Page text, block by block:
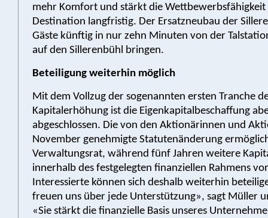
mehr Komfort und stärkt die Wettbewerbsfähigkeit
Destination langfristig. Der Ersatzneubau der
Gäste künftig in nur zehn Minuten von der
auf den Sillerenbühl bringen.
Beteiligung weiterhin möglich
Mit dem Vollzug der sogenannten ersten Tranche
Kapitalerhöhung ist die Eigenkapitalbeschaffung
abgeschlossen. Die von den Aktionärinnen und
November genehmigte Statutenänderung
Verwaltungsrat, während fünf Jahren weitere
innerhalb des festgelegten finanziellen Rahmens
Interessierte können sich deshalb weiterhin
freuen uns über jede Unterstützung», sagt Müller
«Sie stärkt die finanzielle Basis unseres